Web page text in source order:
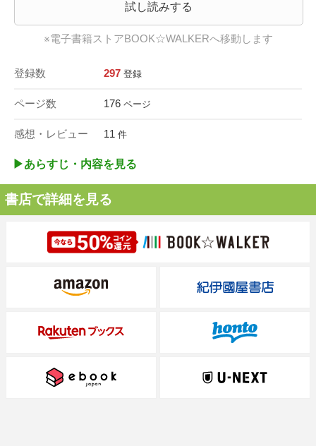
試し読みする
※電子書籍ストアBOOK☆WALKERへ移動します
登録数 297 登録
ページ数 176 ページ
感想・レビュー 11 件
▶︎あらすじ・内容を見る
書店で詳細を見る